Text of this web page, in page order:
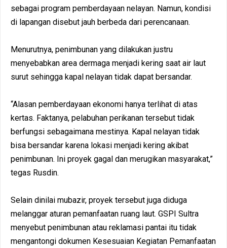
sebagai program pemberdayaan nelayan. Namun, kondisi
di lapangan disebut jauh berbeda dari perencanaan.
Menurutnya, penimbunan yang dilakukan justru
menyebabkan area dermaga menjadi kering saat air laut
surut sehingga kapal nelayan tidak dapat bersandar.
“Alasan pemberdayaan ekonomi hanya terlihat di atas
kertas. Faktanya, pelabuhan perikanan tersebut tidak
berfungsi sebagaimana mestinya. Kapal nelayan tidak
bisa bersandar karena lokasi menjadi kering akibat
penimbunan. Ini proyek gagal dan merugikan masyarakat,”
tegas Rusdin.
Selain dinilai mubazir, proyek tersebut juga diduga
melanggar aturan pemanfaatan ruang laut. GSPI Sultra
menyebut penimbunan atau reklamasi pantai itu tidak
mengantongi dokumen Kesesuaian Kegiatan Pemanfaatan